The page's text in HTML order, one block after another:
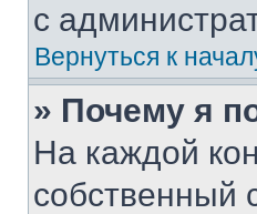
с
Вернуться к
» Почему я
На каждой
собственный